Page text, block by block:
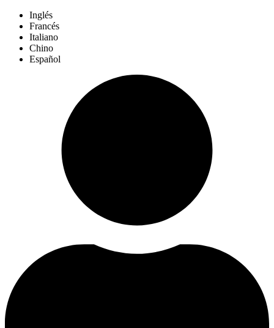
Inglés
Francés
Italiano
Chino
Español